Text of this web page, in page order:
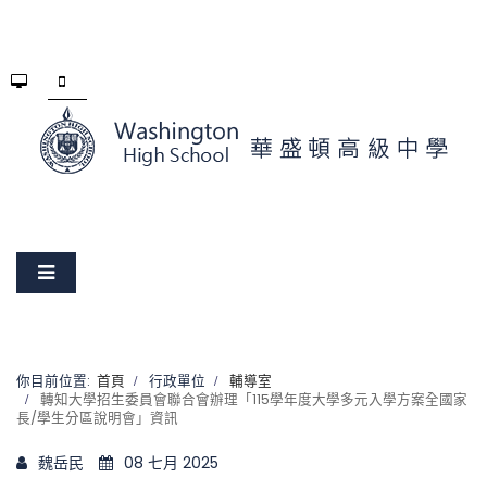
你目前位置: 首頁 行政單位
輔導室
轉知大學招生委員會聯合會辦理「115學年度大學多元入學方案全國家
長/學生分區說明會」資訊
魏岳民
08 七月 2025